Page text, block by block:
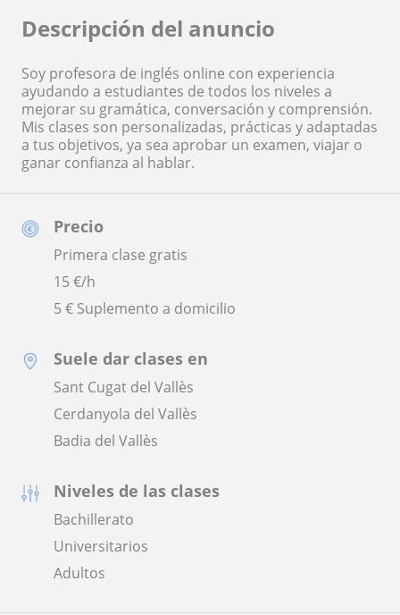
Precio
Primera clase gratis
15€/h
5 € Suplemento a domicilio
Suele dar clases en
Sant Cugat del Vallès
Cerdanyola del Vallès
Badia del Vallès
Niveles de las clases
Bachillerato
Universitarios
Adultos
Descripción del anuncio
Soy profesora de inglés online con experiencia
ayudando a estudiantes de todos los niveles a
mejorar su gramática, conversación y comprensión.
Mis clases son personalizadas, prácticas y adaptadas
a tus objetivos, ya sea aprobar un examen, viajar o
ganar confianza al hablar.